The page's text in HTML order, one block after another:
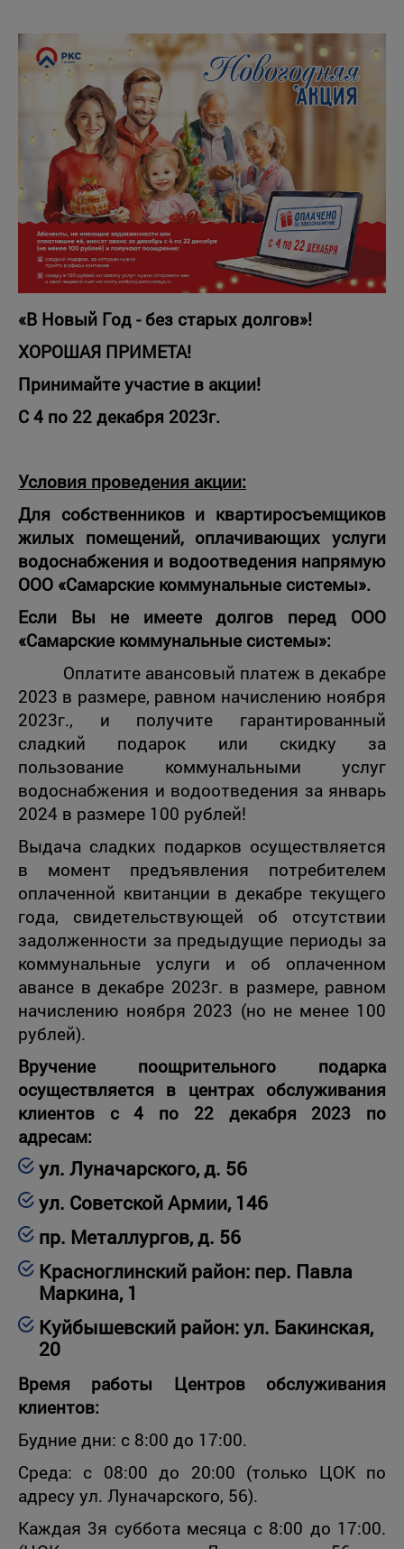
«В Новый Год - без старых долгов»!
ХОРОШАЯ ПРИМЕТА!
Принимайте участие в акции!
С 4 по 22 декабря 2023г.
Условия проведения акции:
Для собственников и квартиросъемщиков
жилых помещений, оплачивающих услуги
водоснабжения и водоотведения напрямую
ООО «Самарские коммунальные системы».
Если Вы не имеете долгов перед ООО
«Самарские коммунальные системы»:
Оплатите авансовый платеж в декабре
2023 в размере, равном начислению ноября
2023г., и получите гарантированный
сладкий подарок или скидку за
пользование коммунальными услуг
водоснабжения и водоотведения за январь
2024 в размере 100 рублей!
Выдача сладких подарков осуществляется
в момент предъявления потребителем
оплаченной квитанции в декабре текущего
года, свидетельствующей об отсутствии
задолженности за предыдущие периоды за
коммунальные услуги и об оплаченном
авансе в декабре 2023г. в размере, равном
начислению ноября 2023 (но не менее 100
рублей).
Вручение поощрительного подарка
осуществляется в центрах обслуживания
клиентов с 4 по 22 декабря 2023 по
адресам:
ул. Луначарского, д. 56
ул. Советской Армии, 146
пр. Металлургов, д. 56
Красноглинский район: пер. Павла
Маркина, 1
Куйбышевский район:ул. Бакинская,
20
Время работы Центров обслуживания
клиентов:
Будние дни: с 8:00 до 17:00.
Среда: c 08:00 до 20:00 (только ЦОК по
адресу ул. Луначарского, 56).
Каждая 3я суббота месяца с 8:00 до 17:00.